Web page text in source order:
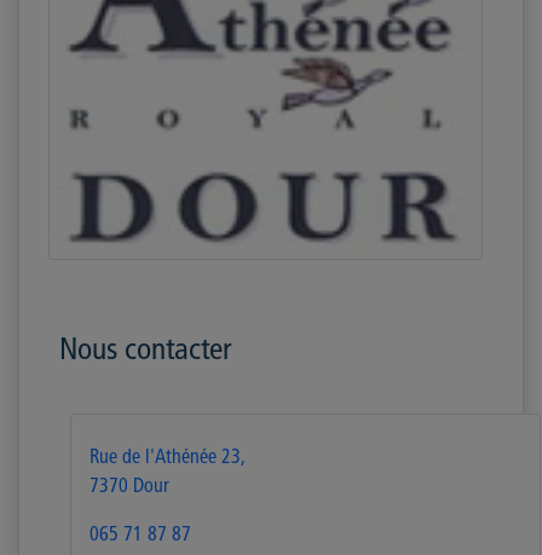
Nous contacter
Rue de l'Athénée 23,
7370 Dour
065 71 87 87